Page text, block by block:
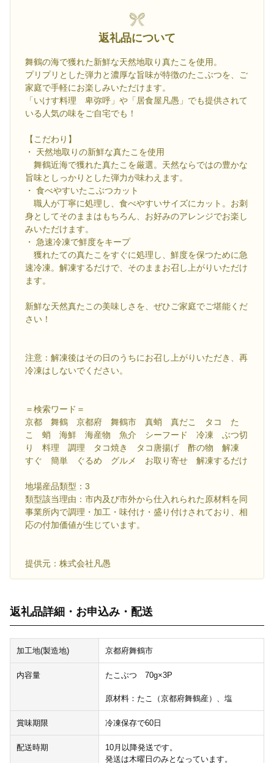
返礼品について
舞鶴の海で獲れた新鮮な天然地取り真たこを使用。
プリプリとした弾力と濃厚な旨味が特徴のたこぶつを、ご
家庭で手軽にお楽しみいただけます。
「いけす料理 卑弥呼」や「居食屋凡愚」でも提供されて
いる人気の味をご自宅でも！
【こだわり】
・ 天然地取りの新鮮な真たこを使用
舞鶴近海で獲れた真たこを厳選。天然ならではの豊かな
旨味としっかりとした弾力が味わえます。
・ 食べやすいたこぶつカット
職人が丁寧に処理し、食べやすいサイズにカット。お刺
身としてそのままはもちろん、お好みのアレンジでお楽し
みいただけます。
・ 急速冷凍で鮮度をキープ
獲れたての真たこをすぐに処理し、鮮度を保つために急
速冷凍。解凍するだけで、そのままお召し上がりいただけ
ます。
新鮮な天然真たこの美味しさを、ぜひご家庭でご堪能くだ
さい！
注意：解凍後はその日のうちにお召し上がりいただき、再
冷凍はしないでください。
＝検索ワード＝
京都 舞鶴 京都府 舞鶴市 真蛸 真だこ タコ た
こ 蛸 海鮮 海産物 魚介 シーフード 冷凍 ぶつ切
り 料理 調理 タコ焼き タコ唐揚げ 酢の物 解凍
すぐ 簡単 ぐるめ グルメ お取り寄せ 解凍するだけ
地場産品類型：3
類型該当理由：市内及び市外から仕入れられた原材料を同
事業所内で調理・加工・味付け・盛り付けされており、相
応の付加価値が生じています。
提供元：株式会社凡愚
返礼品詳細・お申込み・配送
加工地(製造地) 京都府舞鶴市
内容量 たこぶつ 70g×3P
原材料：たこ（京都府舞鶴産）、塩
賞味期限 冷凍保存で60日
配送時期
10月以降発送です。
発送は木曜日のみとなっています。